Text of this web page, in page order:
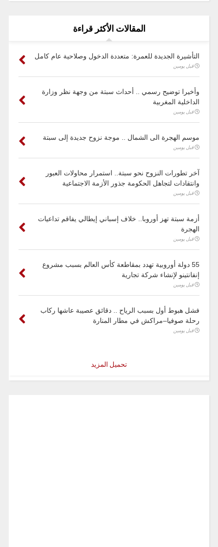
المقالات الأكثر قراءة
التأشيرة الجديدة للعمرة: متعددة الدخول وصلاحية عام كامل
قبل يومين
وأخيرا توضيح رسمي .. أحداث سبتة من وجهة نظر وزارة
الداخلية المغربية
قبل يومين
موسم الهجرة الى الشمال .. موجة نزوح جديدة إلى سبتة
قبل يومين
آخر تطورات النزوح نحو سبتة.. استمرار محاولات العبور
وانتقادات لتجاهل الحكومة جذور الأزمة الاجتماعية
قبل يومين
أزمة سبتة تهز أوروبا.. خلاف إسباني إيطالي يفاقم تداعيات
الهجرة
قبل يومين
55 دولة أوروبية تهدد بمقاطعة كأس العالم بسبب مشروع
إنفانتينو لإنشاء شركة تجارية
قبل يومين
فشل هبوط أول بسبب الرياح .. دقائق عصيبة عاشها ركاب
رحلة صوفيا–مراكش في مطار المنارة
قبل يومين
تحميل المزيد